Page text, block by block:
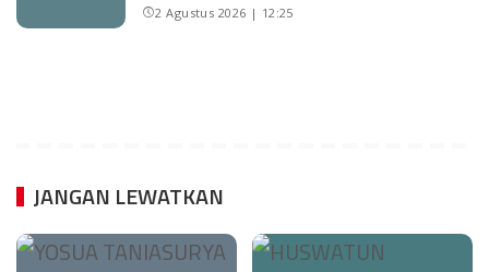
2 Agustus 2026 | 12:25
JANGAN LEWATKAN